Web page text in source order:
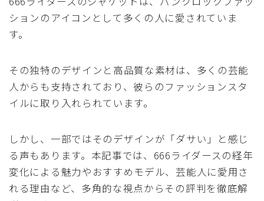
ションのアイコンとして多くの人に愛されていま
す。
その独特のデザインと高品質な素材は、多くの芸能
人からも支持されており、彼らのファッションスタ
イルに取り入れられています。
しかし、一部ではそのデザインが「ダサい」と感じ
る声もあります。本記事では、666ライダースの経年
変化による魅力やおすすめモデル、芸能人に愛用さ
れる理由など、多角的な視点からその評判を徹底解